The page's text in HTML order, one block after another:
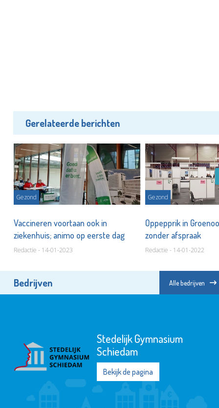
Gerelateerde berichten
Gezond
Vaccineren voortaan ook in
ziekenhuis; animo op eerste dag
Redactie - 14-01-2023
Gezond
Oppepprik in
zonder afspraak
Redactie - 14-01-2022
Bedrijven Alle bedrijven
Stedelijk Gymnasium
Schiedam
Bekijk de pagina